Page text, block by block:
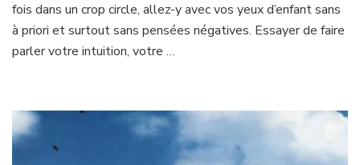
juillet
2020
fois dans un crop circle, allez-y avec vos yeux d’enfant sans
à priori et surtout sans pensées négatives. Essayer de faire
parler votre intuition, votre …